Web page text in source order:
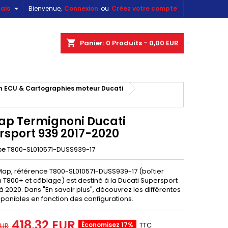
Bienvenue, Connexion ou Créez votre compte

shopping_cart Panier: 0 Produits - 0,00 EUR
ECU & Cartographies moteur Ducati
Termignoni Ducati
939 2017-2020
T800-SL010571-DUSS939-17
référence T800-SL010571-DUSS939-17 (boîtier
T800+ et câblage) est destiné à la Ducati Supersport
2020. Dans "En savoir plus", découvrez les différentes
en fonction des configurations.
Économisez 17%
TTC